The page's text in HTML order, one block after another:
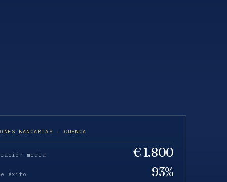
BANCARIAS · CUENCA
media € 1.800
éxito 93%